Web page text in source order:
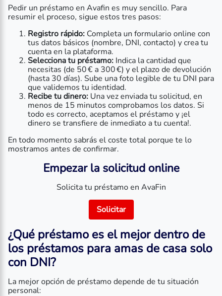
Pedir un préstamo en Avafin es muy sencillo. Para
resumir el proceso, sigue estos tres pasos:
Registro rápido: Completa un formulario online con
tus datos básicos (nombre, DNI, contacto) y crea tu
cuenta en la plataforma.
Selecciona tu préstamo: Indica la cantidad que
necesitas (de 50 € a 300 €) y el plazo de devolución
(hasta 30 días). Sube una foto legible de tu DNI para
que validemos tu identidad.
Recibe tu dinero: Una vez enviada tu solicitud, en
menos de 15 minutos comprobamos los datos. Si
todo es correcto, aceptamos el préstamo y ¡el
dinero se transfiere de inmediato a tu cuenta!.
En todo momento sabrás el coste total porque te lo
mostramos antes de confirmar.
Empezar la solicitud online
Solicita tu préstamo en AvaFin
Solicitar
¿Qué préstamo es el mejor dentro de
los préstamos para amas de casa solo
con DNI?
La mejor opción de préstamo depende de tu situación
personal: